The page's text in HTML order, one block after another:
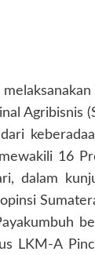
Agribisnis
16
dalam
LKM-A